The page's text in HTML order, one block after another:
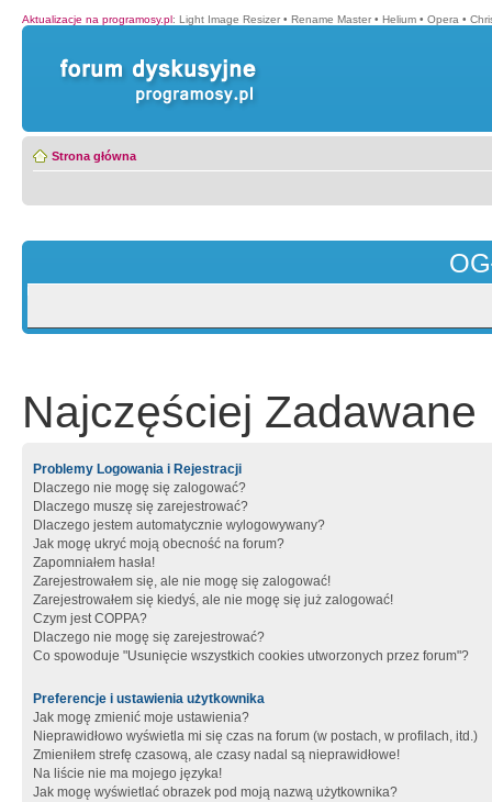
Aktualizacje na programosy.pl: Light Image Resizer • Rename Master • Helium • Opera •
Strona główna
Najczęściej Zadawane
Problemy Logowania i Rejestracji
Dlaczego nie mogę się zalogować?
Dlaczego muszę się zarejestrować?
Dlaczego jestem automatycznie wylogowywany?
Jak mogę ukryć moją obecność na forum?
Zapomniałem hasła!
Zarejestrowałem się, ale nie mogę się zalogować!
Zarejestrowałem się kiedyś, ale nie mogę się już zalogować!
Czym jest COPPA?
Dlaczego nie mogę się zarejestrować?
Co spowoduje "Usunięcie wszystkich cookies utworzonych przez forum"?
Preferencje i ustawienia użytkownika
Jak mogę zmienić moje ustawienia?
Nieprawidłowo wyświetla mi się czas na forum (w postach, w profilach, itd.)
Zmieniłem strefę czasową, ale czasy nadal są nieprawidłowe!
Na liście nie ma mojego języka!
Jak mogę wyświetlać obrazek pod moją nazwą użytkownika?